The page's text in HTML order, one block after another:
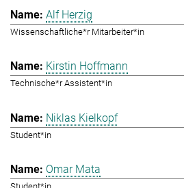
Alf Herzig
Wissenschaftliche*r Mitarbeiter*in
Kirstin Hoffmann
Technische*r Assistent*in
Niklas Kielkopf
Student*in
Omar Mata